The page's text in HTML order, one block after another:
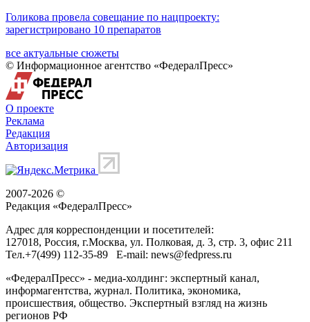
Голикова провела совещание по нацпроекту:
зарегистрировано 10 препаратов
все актуальные сюжеты
© Информационное агентство «ФедералПресс»
О проекте
Реклама
Редакция
Авторизация
2007-2026 ©
Редакция «ФедералПресс»
Адрес для корреспонденции и посетителей:
127018, Россия, г.Москва, ул. Полковая, д. 3, стр. 3, офис 211
Тел.+7(499) 112-35-89 E-mail: news@fedpress.ru
«ФедералПресс» - медиа-холдинг: экспертный канал,
информагентства, журнал. Политика, экономика,
происшествия, общество. Экспертный взгляд на жизнь
регионов РФ